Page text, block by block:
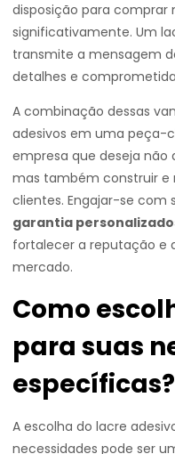
disposição para
significativamente. Um
transmite a mensagem
detalhes e
A combinação dessas
adesivos em uma peça-
empresa que deseja não
mas também construir
clientes. Engajar-se com
garantia
fortalecer a reputação e
mercado.
Como
para suas
específicas?
A escolha do lacre
necessidades pode ser